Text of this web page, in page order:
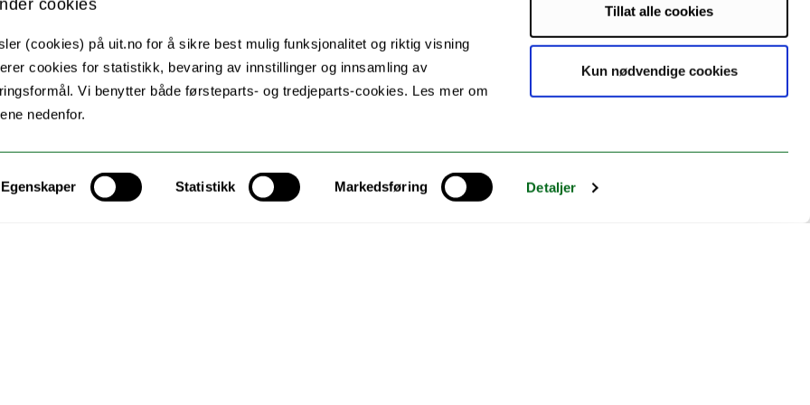
cookies
(cookies) på uit.no for å sikre best mulig funksjonalitet og riktig visning
cookies for statistikk, bevaring av innstillinger og innsamling av
Vi benytter både førsteparts- og tredjeparts-cookies. Les mer om
nedenfor.
Egenskaper Statistikk Markedsføring Detaljer
Tillat alle cookies
Kun nødvendige cookies
Torill Iversen
Brynjar Wikeland